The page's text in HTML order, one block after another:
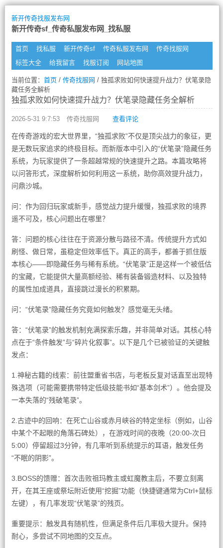
新开传奇找服发布网
新开传奇sf_传奇私服发布网_找私服
首页 找私服 新开传奇sf 传奇私服发布网
传奇找服网
标签大全
给我留言 找服订阅 网站地图
当前位置： 首页/ 传奇找服网 / 独孤求败如何快速提升战力？伏笔录隐
藏任务全解析
独孤求败如何快速提升战力？伏笔录隐藏任务全解析
2026-5-31 9:7:53 传奇找服网 查看评论
在传奇游戏的宏大世界里，“独孤求败”不仅是顶尖战力的象征，更
是无数玩家追求的终极目标。而新版本中引入的“伏笔录”隐藏任务
系统，为玩家提供了一条超越常规的快速提升之路。本篇攻略将
以问答形式，深度解析如何利用这一系统，助你高效提升战力，
问鼎沙城。
问：作为回归玩家或新手，感觉战力提升缓慢，独孤求败的境界
遥不可及，核心问题出在哪里？
答：问题的核心往往在于资源分散与路径不清。传统提升方式如
刷怪、做日常，虽稳定但效率低下。真正的高手，都善于抓住版
本核心——即隐藏任务与稀有系统。“伏笔录”正是这样一个被低估
的宝藏，它能提供大量高额经验、稀有装备锻造材料、以及独特
的属性加成道具，直接跳过漫长的积累期。
问：“伏笔录”隐藏任务究竟如何触发？感觉毫无头绪。
答：“伏笔录”的触发机制充满探索乐趣，并非简单对话。其核心特
点在于“条件触发”与“碎片化叙事”。以下是几个已被验证的关键触
发点：
1.神秘古籍的线索：前往盟重省书店，与老板反复对话直至出现特
殊选项（可能需要携带特定低级技能书如“基本剑术”）。他会提及
一本失落的“残破笔录”。
2.古迹中的回响：在死亡山谷或赤月峡谷的特定坐标（例如，山谷
中某个不起眼的角落石碑处），在游戏时间的夜晚（20:00-次日
5:00）停留超过3分钟，有几率听到系统提示的耳语，触发任务
“不眠的阴影”。
3.BOSS的馈赠：首次击败祖玛教主或虹魔教主后，不要立刻离
开，在其王座或祭坛附近使用“挖掘”功能（快捷键通常为Ctrl+鼠标
左键），有几率发现“伏笔录”的残页。
重要提示：触发具有随机性，但满足条件后几率极大提升。保持
耐心，多尝试不同地图的交互点。